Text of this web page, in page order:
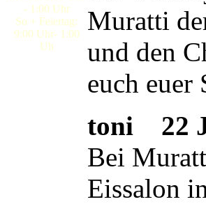
- 1:00 Uhr
So + Feiertag:
9:00 Uhr- 1:00
Uh
Muratti
und den
euch euer
toni
22
Bei
Eissalon